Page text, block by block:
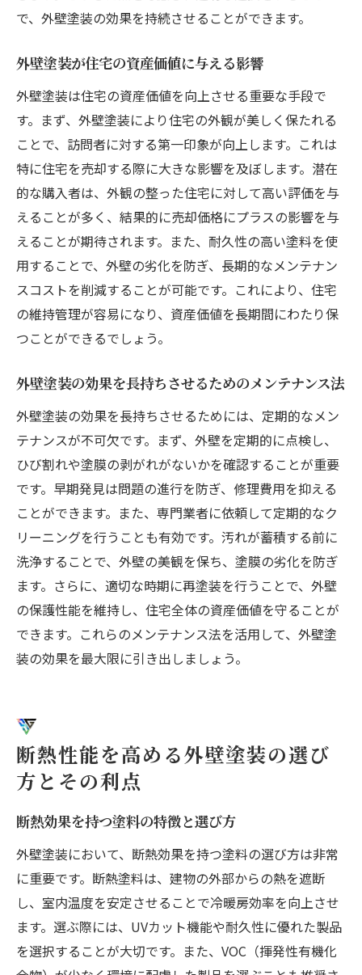
で、外壁塗装の効果を持続させることができます。
外壁塗装が住宅の資産価値に与える影響
外壁塗装は住宅の資産価値を向上させる重要な手段で
す。まず、外壁塗装により住宅の外観が美しく保たれる
ことで、訪問者に対する第一印象が向上します。これは
特に住宅を売却する際に大きな影響を及ぼします。潜在
的な購入者は、外観の整った住宅に対して高い評価を与
えることが多く、結果的に売却価格にプラスの影響を与
えることが期待されます。また、耐久性の高い塗料を使
用することで、外壁の劣化を防ぎ、長期的なメンテナン
スコストを削減することが可能です。これにより、住宅
の維持管理が容易になり、資産価値を長期間にわたり保
つことができるでしょう。
外壁塗装の効果を長持ちさせるためのメンテナンス法
外壁塗装の効果を長持ちさせるためには、定期的なメン
テナンスが不可欠です。まず、外壁を定期的に点検し、
ひび割れや塗膜の剥がれがないかを確認することが重要
です。早期発見は問題の進行を防ぎ、修理費用を抑える
ことができます。また、専門業者に依頼して定期的なク
リーニングを行うことも有効です。汚れが蓄積する前に
洗浄することで、外壁の美観を保ち、塗膜の劣化を防ぎ
ます。さらに、適切な時期に再塗装を行うことで、外壁
の保護性能を維持し、住宅全体の資産価値を守ることが
できます。これらのメンテナンス法を活用して、外壁塗
装の効果を最大限に引き出しましょう。
断熱性能を高める外壁塗装の選び
方とその利点
断熱効果を持つ塗料の特徴と選び方
外壁塗装において、断熱効果を持つ塗料の選び方は非常
に重要です。断熱塗料は、建物の外部からの熱を遮断
し、室内温度を安定させることで冷暖房効率を向上させ
ます。選ぶ際には、UVカット機能や耐久性に優れた製品
を選択することが大切です。また、VOC（揮発性有機化